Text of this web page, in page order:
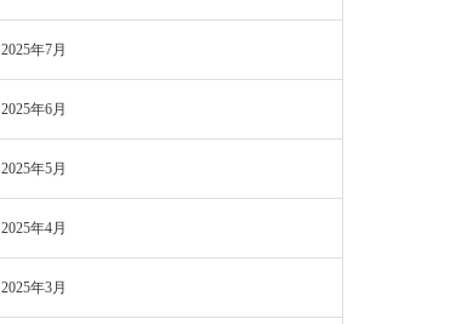
2025年7月
2025年6月
2025年5月
2025年4月
2025年3月